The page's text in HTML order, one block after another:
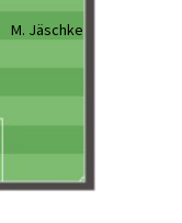
M. Jäschke